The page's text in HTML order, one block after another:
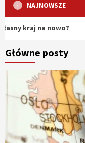
NAJNOWSZE
na nowo?
Główne posty